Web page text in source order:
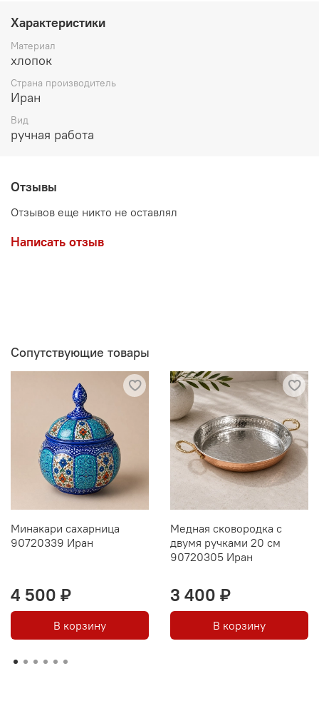
Характеристики
Материал
хлопок
Страна производитель
Иран
Вид
ручная работа
Отзывы
Отзывов еще никто не оставлял
Написать отзыв
Сопутствующие товары
Минакари сахарница
90720339 Иран
4 500 ₽
В корзину
Медная сковородка с
двумя ручками 20 см
90720305 Иран
3 400 ₽
В корзину